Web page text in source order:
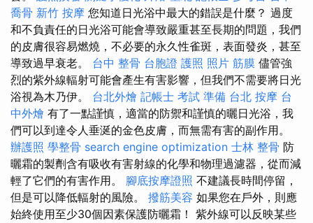
喬骨 新竹 按摩 您知道日光浴中最大的錯誤是什麼？ 過度
和不負責任的日光浴可能會導致嚴重甚至長期的問題，我們
的皮膚很容易燃燒，不必要的永久性雀斑，表面發炎，甚至
導致過早衰老。 台中 整骨 台胞證 護照 照片 筋膜 儘管強
烈的紫外線輻射可能會產生有害影響，但我們不需要將日光
浴視為木乃伊。 台北外燴 記帳士 考試 準備 台北 按摩 台
中外燴 有了一點謹慎，適當的防禦和謹慎的曬日光浴，我
們可以到達令人垂涎的金色皮膚，而無需有害的副作用。
辦護照 學整骨 search engine optimization 士林 整骨 防
曬霜的製劑含有吸收有害射線的化學和物理過濾器，從而減
輕了它們的有害作用。 腳底按摩證照 不建議長時間停留，
但是可以降低輻射的風險。 撥筋美容 如果您在戶外，則應
始終使用至少30個因素保護防曬霜！ 紫外線可以反映某些